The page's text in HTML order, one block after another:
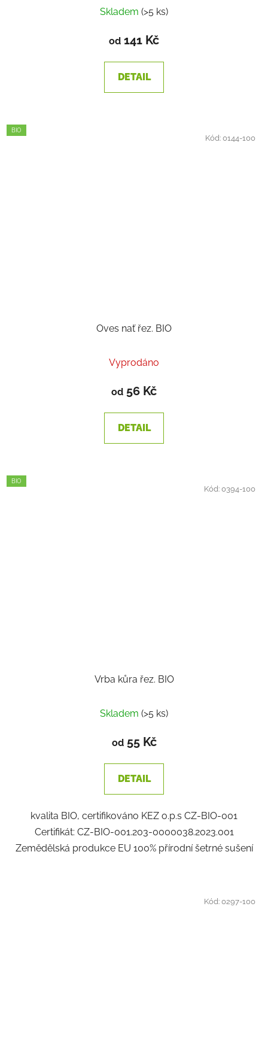
Skladem (>5 ks)
od 141 Kč
DETAIL
BIO
Oves nať řez. BIO
Vyprodáno
od 56 Kč
DETAIL
Kód:0144-100
BIO
Vrba kůra řez. BIO
Skladem (>5 ks)
od55 Kč
DETAIL
kvalita BIO, certifikováno KEZ o.p.s CZ-BIO-001
Certifikát: CZ-BIO-001.203-0000038.2023.001
Zemědělská produkce EU 100% přírodní šetrné sušení
Kód:0394-100
Kód:0297-100